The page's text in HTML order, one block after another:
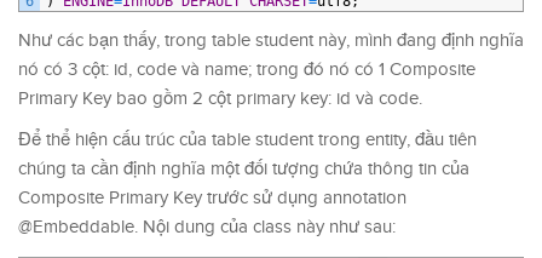
Như các bạn thấy, trong table student này, mình đang định nghĩa
nó có 3 cột: id, code và name; trong đó nó có 1 Composite
Primary Key bao gồm 2 cột primary key: id và code.
Để thể hiện cấu trúc của table student trong entity, đầu tiên
chúng ta cần định nghĩa một đối tượng chứa thông tin của
Composite Primary Key trước sử dụng annotation
@Embeddable. Nội dung của class này như sau: